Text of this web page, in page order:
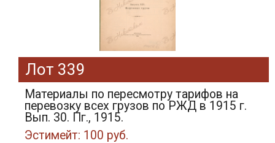
Лот 339
Материалы по пересмотру тарифов на
перевозку всех грузов по РЖД в 1915 г.
Вып. 30. Пг., 1915.
Эстимейт: 100 руб.